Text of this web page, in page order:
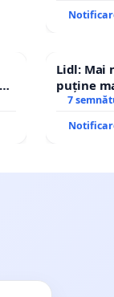
Lidl: Mai
puține
7